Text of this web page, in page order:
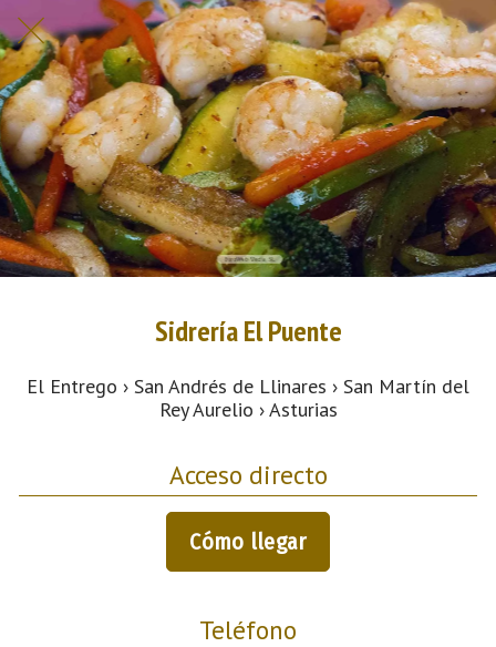
Sidrería El Puente
El Entrego › San Andrés de Llinares › San Martín del
Rey Aurelio › Asturias
Acceso directo
Cómo llegar
Teléfono